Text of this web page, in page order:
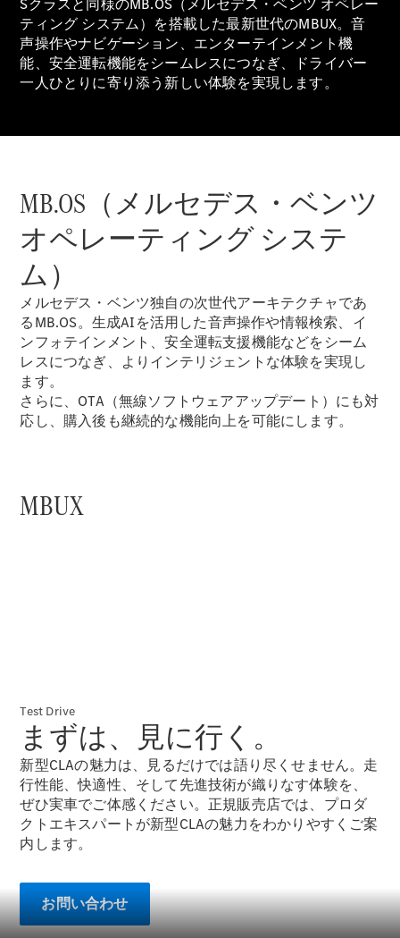
GLC
GLC Coupé
GLE
GLE Coupé
GLS
GLS
G-Class
試乗リクエ
オンライン
ショールー
ム
Stationwagon
Stationwagon
CLA
Stationwagon
E-Class All-
Terrain
試乗リクエ
スト
オンライン
ム
Compact
Sクラスと同様のMB.OS（メルセデス・ベンツ オペレー
ティング システム）を搭載した最新世代のMBUX。音
声操作やナビゲーション、エンターテインメント機
能、安全運転機能をシームレスにつなぎ、ドライバー
一人ひとりに寄り添う新しい体験を実現します。
MB.OS（メルセデス・ベンツ
オペレーティング システ
ム）
メルセデス・ベンツ独自の次世代アーキテクチャであ
るMB.OS。生成AIを活用した音声操作や情報検索、イ
ンフォテインメント、安全運転支援機能などをシーム
レスにつなぎ、よりインテリジェントな体験を実現し
ます。
さらに、OTA（無線ソフトウェアアップデート）にも対
応し、購入後も継続的な機能向上を可能にします。
MBUX
Test Drive
まずは、見に行く。
新型CLAの魅力は、見るだけでは語り尽くせません。走
行性能、快適性、そして先進技術が織りなす体験を、
ぜひ実車でご体感ください。正規販売店では、プロダ
クトエキスパートが新型CLAの魅力をわかりやすくご案
内します。
お問い合わせ